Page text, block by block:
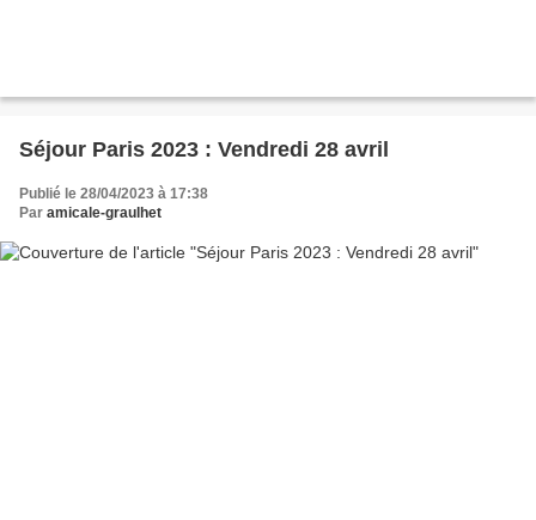
Séjour Paris 2023 : Vendredi 28 avril
Publié le 28/04/2023 à 17:38
Par amicale-graulhet